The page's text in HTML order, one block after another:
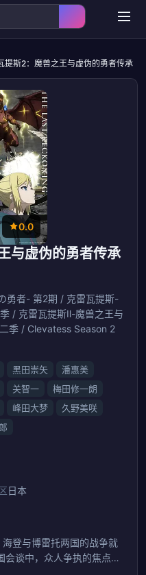
提斯2：魔兽之王与虚伪的勇者传承
0.0
与虚伪的勇者传承
勇者- 第2期 / 克雷瓦提斯-
/ 克雷瓦提斯Ⅱ-魔兽之王与
季 / Clevatess Season 2
黑田崇矢
潘惠美
关智一
梅田修一朗
峰田大梦
久野美咲
日本
登与博雷托两国的战争就
谈中，众人争执的焦点，